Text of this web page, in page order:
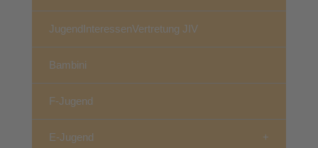
JugendInteressenVertretung JIV
Bambini
F-Jugend
E-Jugend